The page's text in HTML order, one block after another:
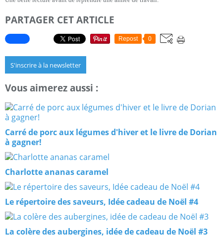
PARTAGER CET ARTICLE
Repost 0
S'inscrire à la newsletter
Vous aimerez aussi :
Carré de porc aux légumes d'hiver et le livre de Dorian
à gagner!
Charlotte ananas caramel
Le répertoire des saveurs, Idée cadeau de Noël #4
La colère des aubergines, idée de cadeau de Noël #3